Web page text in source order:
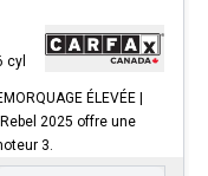
cyl
ÉLEVÉE |
Rebel 2025 offre une
3.